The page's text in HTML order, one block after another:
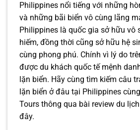
Philippines nổi tiếng với những
và những bãi biển vô cùng lãng
Philippines là quốc gia sở hữu vô
hiếm, đồng thời cũng sở hữu hệ
cùng phong phú. Chính vì lý do
được du khách quốc tế mệnh
lặn biển. Hãy cùng tìm kiếm câu
lặn biển ở đâu tại Philippines
Tours thông qua bài review du
đây.